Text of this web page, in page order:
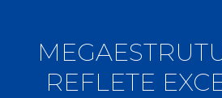
REFLETE